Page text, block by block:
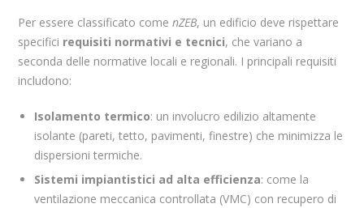
Per essere classificato comenZEB, un edificio deve rispettare
specifici requisiti normativi e tecnici, che variano a
seconda delle normative locali e regionali. I principali requisiti
includono:
Isolamento termico: un involucro edilizio altamente
isolante (pareti, tetto, pavimenti, finestre) che minimizza le
dispersioni termiche.
Sistemi impiantistici ad alta efficienza: come la
ventilazione meccanica controllata (VMC) con recupero di